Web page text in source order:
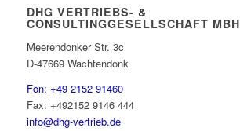
DHG VERTRIEBS- &
CONSULTINGGESELLSCHAFT MBH
Meerendonker Str. 3c
D-47669 Wachtendonk
Fon: +49 2152 91460
Fax: +492152 9146 444
info@dhg-vertrieb.de